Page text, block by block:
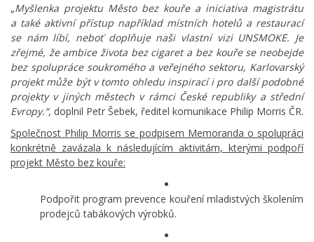
„Myšlenka projektu Město bez kouře a iniciativa magistrátu
a také aktivní přístup například místních hotelů a restaurací
se nám líbí, neboť doplňuje naši vlastní vizi UNSMOKE. Je
zřejmé, že ambice života bez cigaret a bez kouře se neobejde
bez spolupráce soukromého a veřejného sektoru, Karlovarský
projekt může být v tomto ohledu inspirací i pro další podobné
projekty v jiných městech v rámci České republiky a střední
Evropy.“, doplnil Petr Šebek, ředitel komunikace Philip Morris ČR.
Společnost Philip Morris se podpisem Memoranda o spolupráci
konkrétně zavázala k následujícím aktivitám, kterými podpoří
projekt Město bez kouře:
Podpořit program prevence kouření mladistvých školením
prodejců tabákových výrobků.